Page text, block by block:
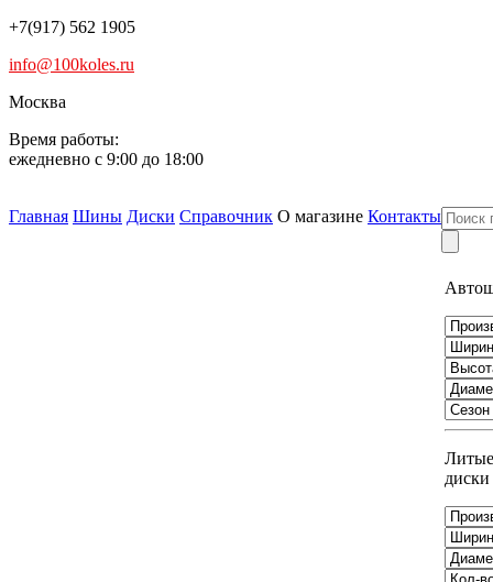
+7(917) 562 1905
info@100koles.ru
Москва
Время работы:
ежедневно с 9:00 до 18:00
Главная Шины Диски Справочник О магазине Контакты
Литые
диски